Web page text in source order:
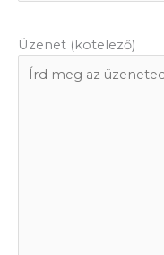
Üzenet (kötelező)